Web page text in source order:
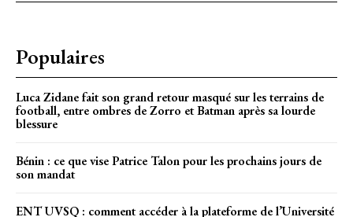
Populaires
Luca Zidane fait son grand retour masqué sur les terrains de
football, entre ombres de Zorro et Batman après sa lourde
blessure
Bénin : ce que vise Patrice Talon pour les prochains jours de
son mandat
ENT UVSQ : comment accéder à la plateforme de l’Université